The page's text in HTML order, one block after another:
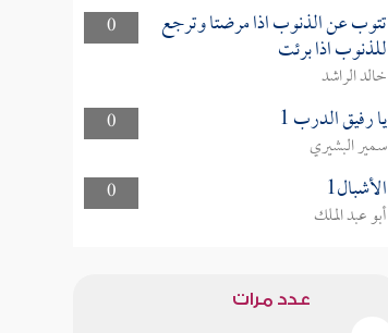
0
تتوب عن الذنوب اذا مرضتا وترجع
للذنوب اذا برئت
خالد الراشد
0
يا رفيق الدرب 1
سمير البشيري
0
الأشبال1
أبو عبد الملك
عدد مرات